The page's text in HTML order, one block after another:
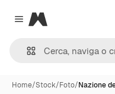
Close menu
Magnific
Home/Stock/Foto/Nazione